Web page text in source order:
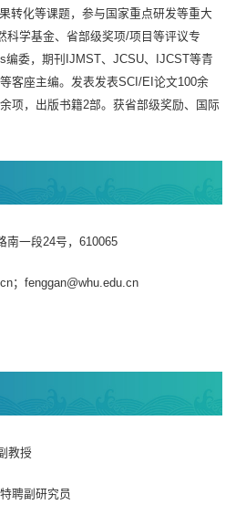
转化等课题，参与国家重点研发等重大
科学基金、省部级奖项/项目等评议专
编委，期刊IJMST、JCSU、IJCST等青
客座主编。发表发表SCI/EI论文100余
项，出版书籍2部。获省部级奖励、国际
南一段24号，610065
；fenggan@whu.edu.cn
教授
聘副研究员